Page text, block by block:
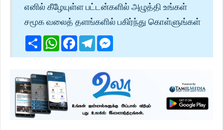
எனில் கீழேயுள்ள பட்டன்களில் அழுத்தி உங்கள்
சமூக வலைத் தளங்களில் பகிர்ந்து கொள்ளுங்கள்
ShareWhatsApp
Facebook
Telegram